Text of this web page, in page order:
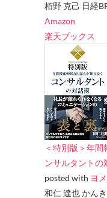
栢野 克己 日経
Amazon
楽天ブックス
＜特別版＞年
ンサルタントの
posted with ヨ
和仁 達也 かん